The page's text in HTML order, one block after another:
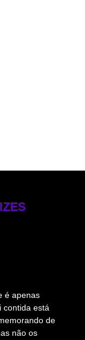
é apenas
contida está
de
não os